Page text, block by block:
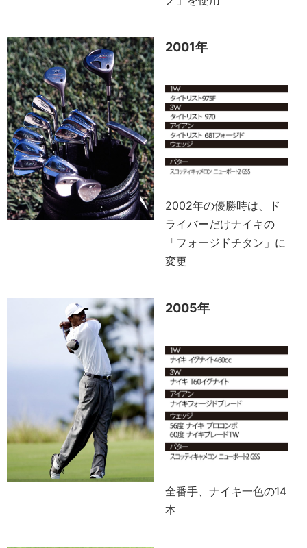
2001年
2002年の優勝時は、ド
ライバーだけナイキの
「フォージドチタン」に
変更
2005年
全番手、ナイキ一色の14
本